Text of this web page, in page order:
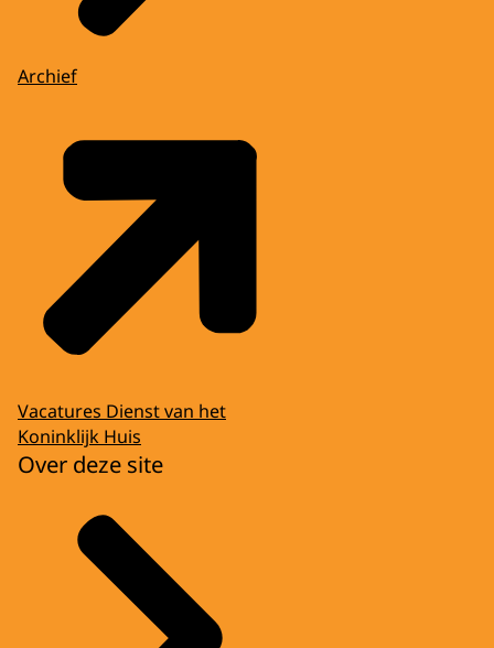
Archief
Vacatures Dienst van het
Koninklijk Huis
Over deze site